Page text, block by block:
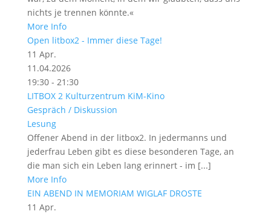
nichts je trennen könnte.«
More Info
Open litbox2 - Immer diese Tage!
11 Apr.
11.04.2026
19:30 - 21:30
LITBOX 2 Kulturzentrum KiM-Kino
Gespräch / Diskussion
Lesung
Offener Abend in der litbox2. In jedermanns und
jederfrau Leben gibt es diese besonderen Tage, an
die man sich ein Leben lang erinnert - im [...]
More Info
EIN ABEND IN MEMORIAM WIGLAF DROSTE
11 Apr.